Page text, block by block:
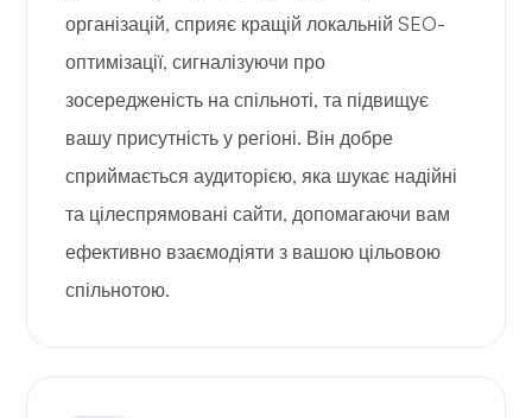
організацій, сприяє кращій локальній SEO-
оптимізації, сигналізуючи про
зосередженість на спільноті, та підвищує
вашу присутність у регіоні. Він добре
сприймається аудиторією, яка шукає надійні
та цілеспрямовані сайти, допомагаючи вам
ефективно взаємодіяти з вашою цільовою
спільнотою.